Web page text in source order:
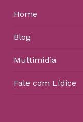
Home
Blog
Multimídia
Fale com Lídice